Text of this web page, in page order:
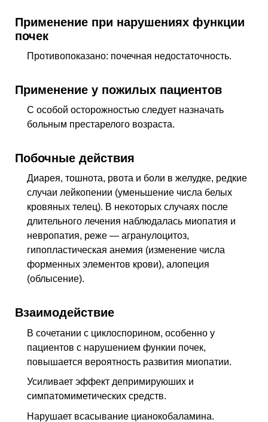
Применение при нарушениях функции
почек
Противопоказано: почечная недостаточность.
Применение у пожилых пациентов
С особой осторожностью следует назначать
больным престарелого возраста.
Побочные действия
Диарея, тошнота, рвота и боли в желудке, редкие
случаи лейкопении (уменьшение числа белых
кровяных телец). В некоторых случаях после
длительного лечения наблюдалась миопатия и
невропатия, реже — агранулоцитоз,
гипопластическая анемия (изменение числа
форменных элементов крови), алопеция
(облысение).
Взаимодействие
В сочетании с циклоспорином, особенно у
пациентов с нарушением функии почек,
повышается вероятность развития миопатии.
Усиливает эффект депримируюших и
симпатомиметических средств.
Нарушает всасывание цианокобаламина.